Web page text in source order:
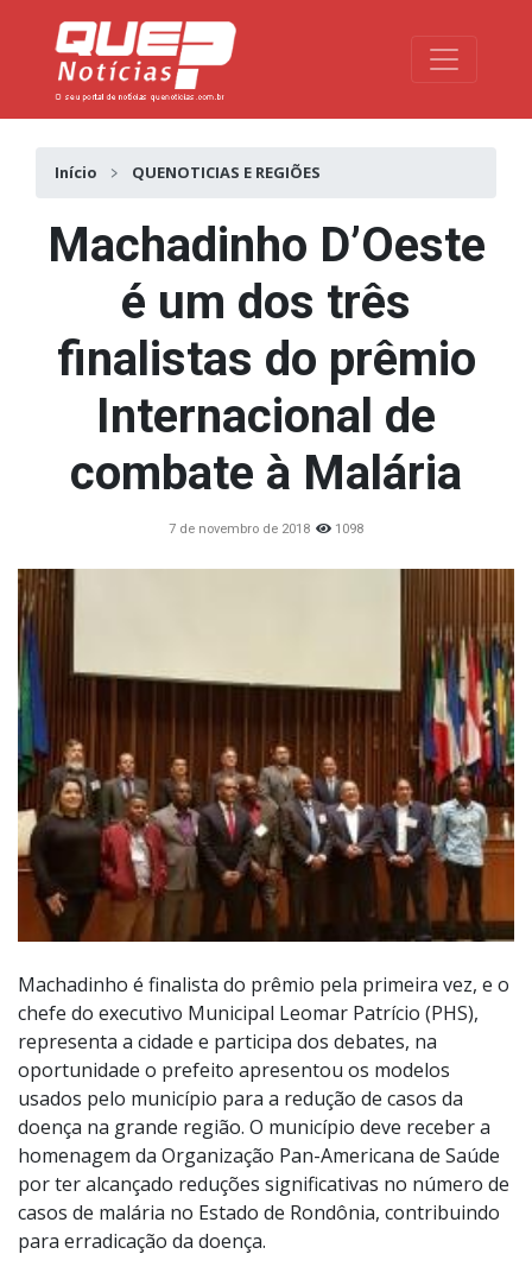
Toggle
Início QUENOTICIAS E REGIÕES
Machadinho D’Oeste
é um dos três
finalistas do prêmio
Internacional de
combate à Malária
7 de novembro de 2018 1098
Machadinho é finalista do prêmio pela primeira vez, e o
chefe do executivo Municipal Leomar Patrício (PHS),
representa a cidade e participa dos debates, na
oportunidade o prefeito apresentou os modelos
usados pelo município para a redução de casos da
doença na grande região. O município deve receber a
homenagem da Organização Pan-Americana de Saúde
por ter alcançado reduções significativas no número de
casos de malária no Estado de Rondônia, contribuindo
para erradicação da doença.